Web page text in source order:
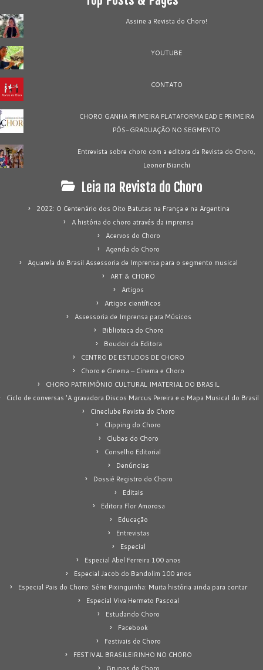
Assine a Revista do Choro!
YOUTUBE
CONTATO
CHORO GANHA PRIMEIRA PLATAFORMA EAD E PRIMEIRA
PÓS-GRADUAÇÃO NO SEGMENTO
Entrevista sobre choro com a editora da Revista do Choro,
Leonor Bianchi
Leia na Revista do Choro
2022: O Centenário dos Oito Batutas na França e na Argentina
A história do choro através da imprensa
Acervos do Choro
Agenda do Choro
Aquarela do Brasil Assessoria de Imprensa para o segmento musical
ART & CHORO
Artigos
Artigos científicos
Assessoria de Imprensa para Músicos
Biblioteca do Choro
Boudoir da Editora
CENTRO DE ESTUDOS DE CHORO
Choro e Cinema – Cinema e Choro
CHORO PATRIMÔNIO CULTURAL IMATERIAL DO BRASIL
Ciclo de conversas 'A gravadora Discos Marcus Pereira e o Mapa Musical do Brasil
Cineclube Revista do Choro
Clipping do Choro
Clubes do Choro
Conselho Editorial
Denúncias
Dossiê Registro do Choro
Editais
Editora Flor Amorosa
Educação
Entrevistas
Especial
Especial Abel Ferreira 100 anos
Especial Jacob do Bandolim 100 anos
Especial Pais do Choro: Série Pixinguinha: Muita história ainda para contar
Especial Viva Hermeto Pascoal
Estudando Choro
Facebook
Festivais de Choro
FESTIVAL BRASILEIRINHO NO CHORO
Grupos de Choro